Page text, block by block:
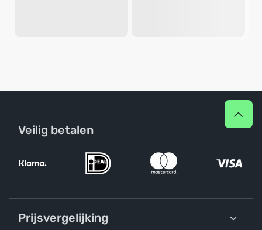
Veilig betalen
Prijsvergelijking